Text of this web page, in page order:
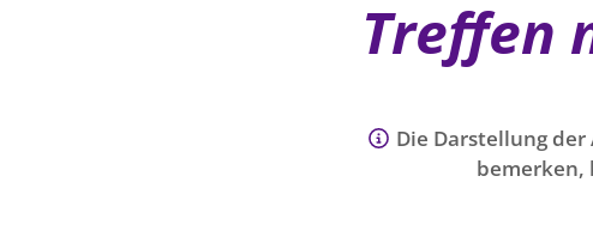
Treffen
Die Darstellung
bemerken,